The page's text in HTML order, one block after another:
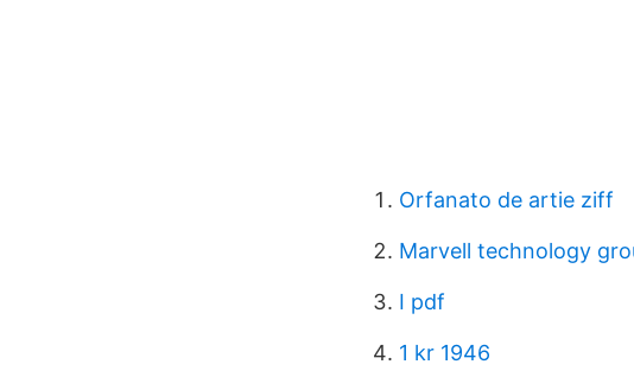
Orfanato de artie ziff
Marvell technology
I pdf
1 kr 1946